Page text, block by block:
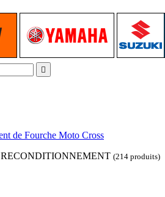

de Fourche Moto Cross
(214 produits)